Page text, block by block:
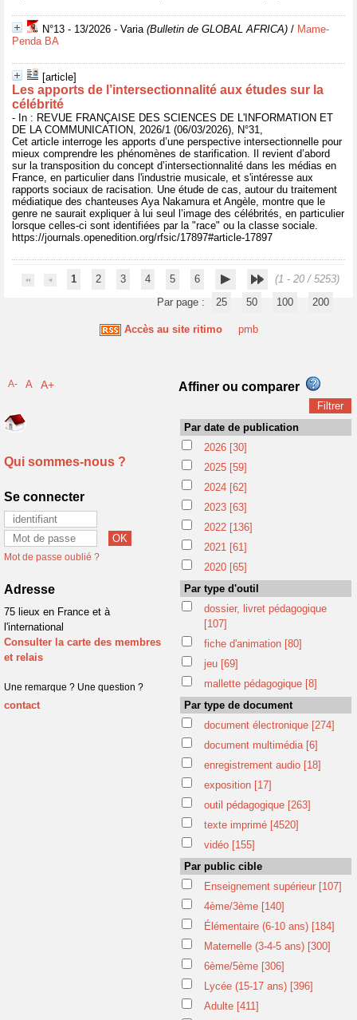
N°13 - 13/2026 - Varia(Bulletin de GLOBAL AFRICA) / Mame-
Penda BA
[article]
Les apports de l’intersectionnalité aux études sur la
célébrité
- In : REVUE FRANÇAISE DES SCIENCES DE L'INFORMATION ET
DE LA COMMUNICATION, 2026/1 (06/03/2026), N°31,
Cet article interroge les apports d’une perspective intersectionnelle pour
mieux comprendre les phénomènes de starification. Il revient d’abord
sur la transposition du concept d’intersectionnalité dans les médias en
France, en particulier dans l'industrie musicale, et s'intéresse aux
rapports sociaux de racisation. Une étude de cas, autour du traitement
médiatique des chanteuses Aya Nakamura et Angèle, montre que le
genre ne saurait expliquer à lui seul l’image des célébrités, en particulier
lorsque celles-ci sont identifiées par la "race" ou la classe sociale.
https://journals.openedition.org/rfsic/17897#article-17897
1 2 3 4 5 6
(1 - 20 / 5253)
Par page :
25 50 100 200
Accès au site ritimo pmb
A- A A+
Qui sommes-nous ?
Se connecter
Mot de passe oublié ?
Adresse
75 lieux en France et à
l'international
Consulter la carte des membres
et relais
Une remarque ? Une question ?
contact
Affiner ou comparer
Par date de publication
2026 [30]
2025 [59]
2024 [62]
2023 [63]
2022 [136]
2021 [61]
2020 [65]
Par type d'outil
dossier, livret pédagogique
[107]
fiche d'animation [80]
jeu [69]
mallette pédagogique [8]
Par type de document
document électronique [274]
document multimédia [6]
enregistrement audio [18]
exposition [17]
outil pédagogique [263]
texte imprimé [4520]
vidéo [155]
Par public cible
Enseignement supérieur [107]
4ème/3ème [140]
Élémentaire (6-10 ans) [184]
Maternelle (3-4-5 ans) [300]
6ème/5ème [306]
Lycée (15-17 ans) [396]
Adulte [411]